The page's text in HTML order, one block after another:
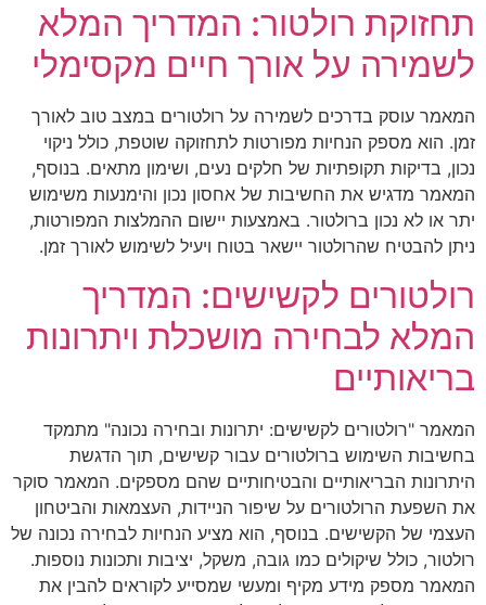
תחזוקת רולטור: המדריך המלא
לשמירה על אורך חיים מקסימלי
המאמר עוסק בדרכים לשמירה על רולטורים במצב טוב לאורך
זמן. הוא מספק הנחיות מפורטות לתחזוקה שוטפת, כולל ניקוי
נכון, בדיקות תקופתיות של חלקים נעים, ושימון מתאים. בנוסף,
המאמר מדגיש את החשיבות של אחסון נכון והימנעות משימוש
יתר או לא נכון ברולטור. באמצעות יישום ההמלצות המפורטות,
ניתן להבטיח שהרולטור יישאר בטוח ויעיל לשימוש לאורך זמן.
רולטורים לקשישים: המדריך
המלא לבחירה מושכלת ויתרונות
בריאותיים
המאמר "רולטורים לקשישים: יתרונות ובחירה נכונה" מתמקד
בחשיבות השימוש ברולטורים עבור קשישים, תוך הדגשת
היתרונות הבריאותיים והבטיחותיים שהם מספקים. המאמר סוקר
את השפעת הרולטורים על שיפור הניידות, העצמאות והביטחון
העצמי של הקשישים. בנוסף, הוא מציע הנחיות לבחירה נכונה של
רולטור, כולל שיקולים כמו גובה, משקל, יציבות ותכונות נוספות.
המאמר מספק מידע מקיף ומעשי שמסייע לקוראים להבין את